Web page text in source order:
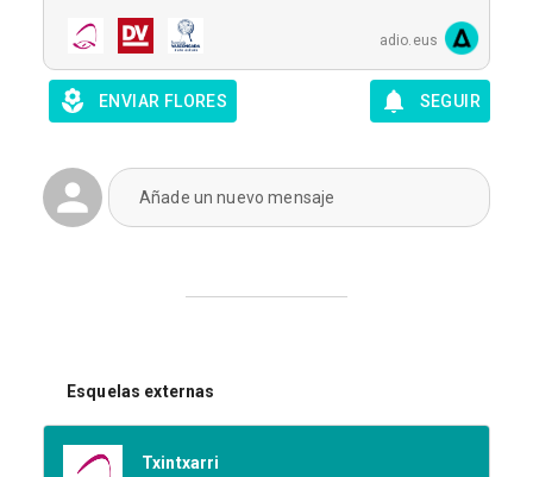
adio.eus
ENVIAR FLORES SEGUIR
Añade un nuevo mensaje
Esquelas externas
Txintxarri